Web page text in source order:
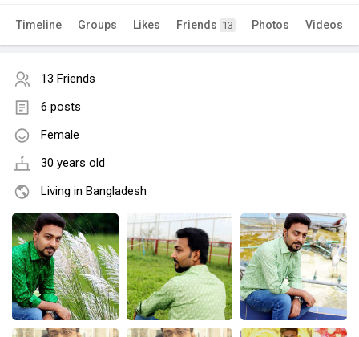
Timeline Groups Likes Friends 13 Photos Videos
13 Friends
6 posts
Female
30 years old
Living in Bangladesh